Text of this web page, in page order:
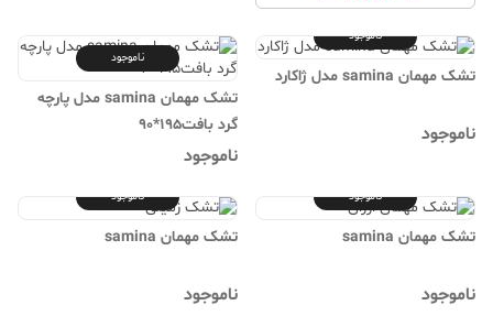
ناموجود
تشک مهمان samina مدل ژاکارد
ناموجود
ناموجود
تشک مهمان samina مدل پارچه
گرد بافت195*90
ناموجود
ناموجود
تشک مهمان samina
ناموجود
ناموجود
تشک مهمان samina
ناموجود